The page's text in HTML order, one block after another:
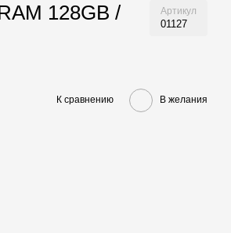
128GB /
Артикул
01127
К сравнению В желания